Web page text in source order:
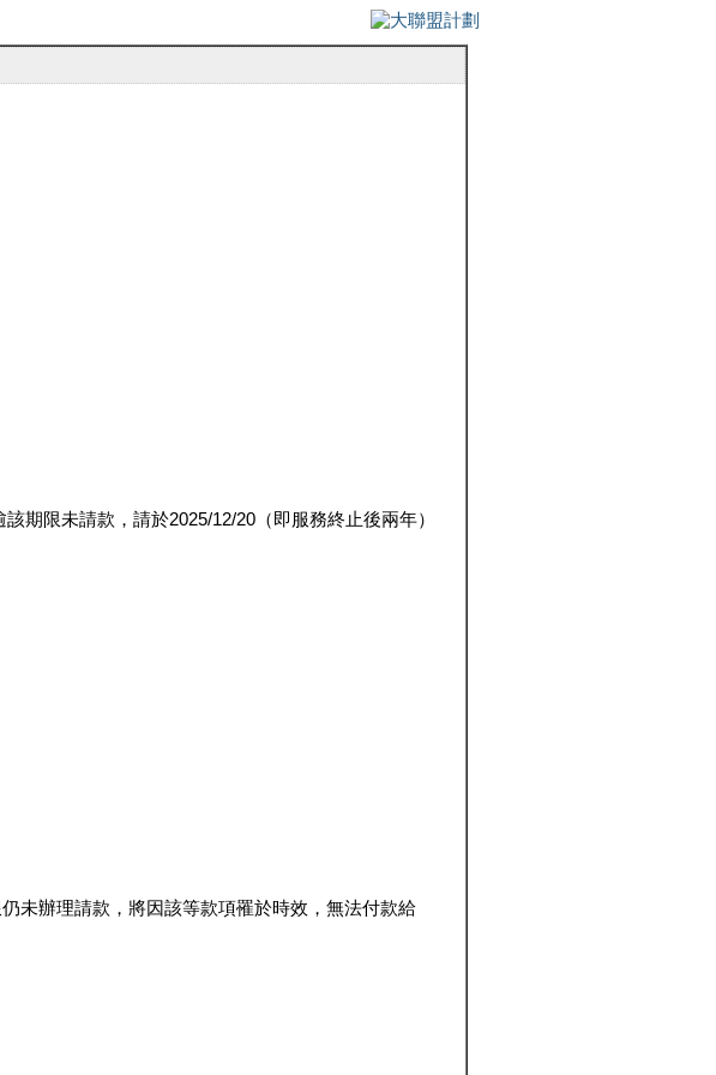
期限未請款，請於2025/12/20（即服務終止後兩年）
未辦理請款，將因該等款項罹於時效，無法付款給